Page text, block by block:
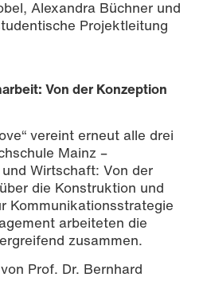
Alexandra Büchner und
Projektleitung
Von der Konzeption
vereint erneut alle drei
Mainz –
Wirtschaft: Von der
die Konstruktion und
Kommunikationsstrategie
arbeiteten die
zusammen.
Prof. Dr. Bernhard